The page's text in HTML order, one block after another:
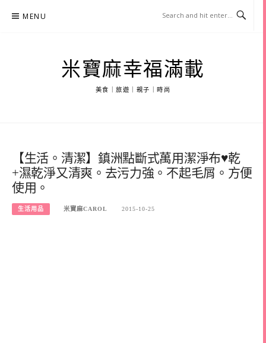
MENU
米寶麻幸福滿載
美食｜旅遊｜親子｜時尚
【生活。清潔】鎮洲點斷式萬用潔淨布♥乾
+濕乾淨又清爽。去污力強。不起毛屑。方便
使用。
生活用品 米寶麻CAROL 2015-10-25